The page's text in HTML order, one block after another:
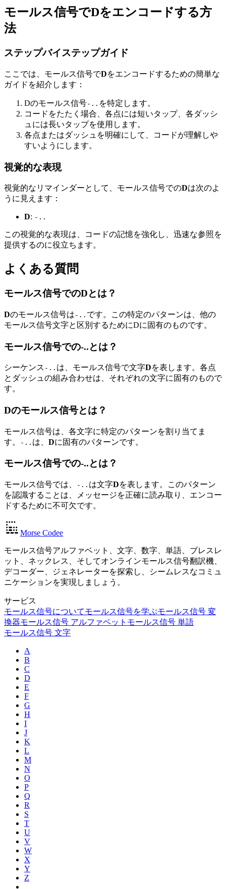
モールス信号でDをエンコードする方
法
ステップバイステップガイド
ここでは、モールス信号でDをエンコードするための簡単な
ガイドを紹介します：
Dのモールス信号-.. を特定します。
コードをたたく場合、各点には短いタップ、各ダッシ
ュには長いタップを使用します。
各点またはダッシュを明確にして、コードが理解しや
すいようにします。
視覚的な表現
視覚的なリマインダーとして、モールス信号でのDは次のよ
うに見えます：
D: -..
この視覚的な表現は、コードの記憶を強化し、迅速な参照を
提供するのに役立ちます。
よくある質問
モールス信号でのDとは？
Dのモールス信号は -.. です。この特定のパターンは、他の
モールス信号文字と区別するためにDに固有のものです。
モールス信号での-..とは？
シーケンス -.. は、モールス信号で文字Dを表します。各点
とダッシュの組み合わせは、それぞれの文字に固有のもので
す。
Dのモールス信号とは？
モールス信号は、各文字に特定のパターンを割り当てま
す。
-.. は、 Dに固有のパターンです。
モールス信号での-..とは？
モールス信号では、 -.. は文字Dを表します。このパターン
を認識することは、メッセージを正確に読み取り、エンコー
ドするために不可欠です。
Morse Codee
モールス信号アルファベット、文字、数字、単語、ブレスレ
ット、ネックレス、そしてオンラインモールス信号翻訳機、
デコーダー、ジェネレーターを探索し、シームレスなコミュ
ニケーションを実現しましょう。
サービス
モールス信号についてモールス信号を学ぶモールス信号 変
換器モールス信号 アルファベット モールス信号 単語
モールス信号 文字
A
B
C
D
E
F
G
H
I
J
K
L
M
N
O
P
Q
R
S
T
U
V
W
X
Y
Z